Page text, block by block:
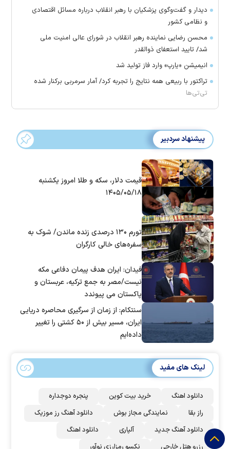
دیدار و گفت‌وگوی پزشکیان با رهبر انقلاب درباره مسائل اقتصادی
و نظامی کشور
محسن رضایی نماینده رهبر انقلاب در شورای عالی امنیت ملی
شد/ تایید استعفای ذوالقدر
انیمیشن «یارپ» وارد فاز تولید شد
تراکتور با ربیعی همه نتایج را تجربه کرد/ آمار سرمربی برکنار شده
تی‌تی‌ها
پیشنهاد سردبیر
قیمت دلار، سکه و طلا امروز یکشنبه
۱۴۰۵/۰۵/۱۸
تورم ۱۳۰ درصدی زنده ماندن/ شوک به
سفره‌های خالی کارگران
فیدان: ایران هدف پیمان دفاعی مکه
نیست/مصر به جمع ترکیه، عربستان و
پاکستان می پیوندد
سنتکام: از زمان از سرگیری محاصره دریایی
ایران، مسیر بیش از ۵۰ کشتی را تغییر
داده‌ایم
لینک های مفید
دانلود اهنگ خرید بیت کوین
پنجره دوجداره
راز بقا
نمایندگی مجاز بوش
دانلود آهنگ رز‌ موزیک
دانلود آهنگ جدید
آلپاری
دانلود اهنگ
رزرو هتل خارجی
نکسو رمزارزی نوآور